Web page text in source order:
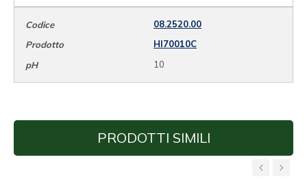
08.2520.00
HI70010C
10
PRODOTTI SIMILI